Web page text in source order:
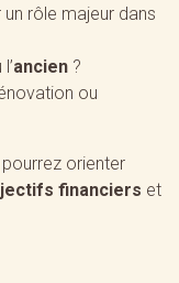
rôle majeur dans
ancien ?
ou
orienter
financiers et